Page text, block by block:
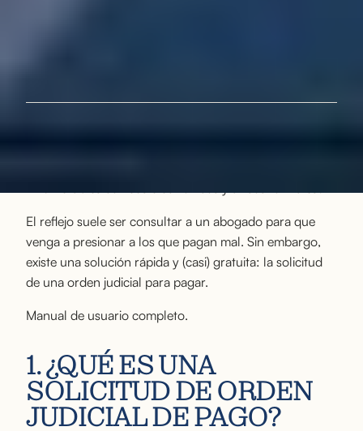
pesar de los recordatorios y las promesas? ¿Qué debo
El reflejo suele ser consultar a un abogado para que
venga a presionar a los que pagan mal. Sin embargo,
existe una solución rápida y (casi) gratuita: la solicitud
de una orden judicial para pagar.
Manual de usuario completo.
1. ¿QUÉ ES UNA
SOLICITUD DE ORDEN
JUDICIAL DE PAGO?